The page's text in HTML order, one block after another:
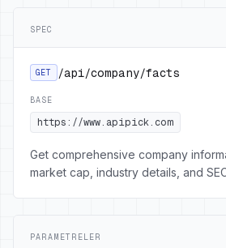
SPEC
GET /api/company/facts
BASE
https://www.apipick.com
Get comprehensive company
market cap, industry details, and
PARAMETRELER